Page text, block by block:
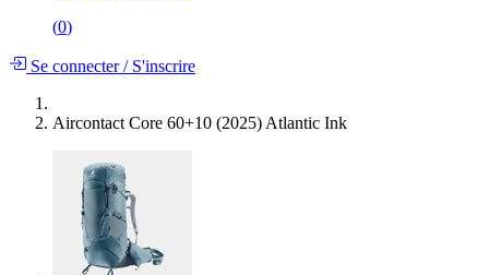
(0)
Se connecter/S'inscrire
Aircontact Core 60+10 (2025) Atlantic Ink